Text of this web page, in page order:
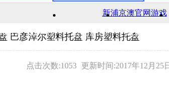
的产品中心 公司新闻 最新资讯
新浦京澳官网游戏
巴彦淖尔塑料托盘 库房塑料托盘
点击次数:1053 更新时间:2017年12月25